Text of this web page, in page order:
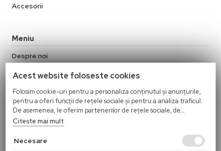
Accesorii
Meniu
Despre noi
Termeni si conditii
Politica de confidentialitate
Politica Cookies
Politica de retur
Acest website foloseste cookies
Folosim cookie-uri pentru a personaliza conținutul și anunțurile,
pentru a oferi funcții de rețele sociale și pentru a analiza traficul.
De asemenea, le oferim partenerilor de rețele sociale, de
publicitate și de analize informații cu privire la modul în care
folosiți site-ul nostru. Aceștia le pot combina cu alte informații
oferite de dvs. sau culese în urma folosirii serviciilor lor.
Citeste mai mult
Necesare